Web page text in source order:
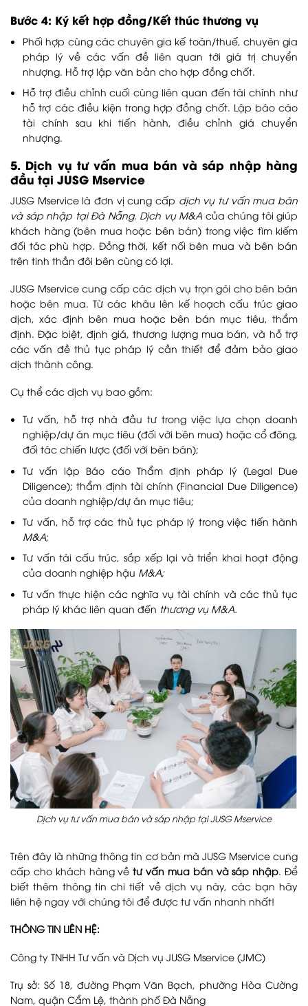
Bước 4: Ký kết hợp đồng/Kết thúc thương vụ
Phối hợp cùng các chuyên gia kế toán/thuế, chuyên gia
pháp lý về các vấn đề liên quan tới giá trị chuyển
nhượng. Hỗ trợ lập văn bản cho hợp đồng chốt.
Hỗ trợ điều chỉnh cuối cùng liên quan đến tài chính như
hỗ trợ các điều kiện trong hợp đồng chốt. Lập báo cáo
tài chính sau khi tiến hành, điều chỉnh giá chuyển
nhượng.
5. Dịch vụ tư vấn mua bán và sáp nhập hàng
đầu tại JUSG Mservice
JUSG Mservice là đơn vị cung cấp dịch vụ tư vấn mua bán
và sáp nhập tại Đà Nẵng. Dịch vụ M&A của chúng tôi giúp
khách hàng (bên mua hoặc bên bán) trong việc tìm kiếm
đối tác phù hợp. Đồng thời, kết nối bên mua và bên bán
trên tinh thần đôi bên cùng có lợi.
JUSG Mservice cung cấp các dịch vụ trọn gói cho bên bán
hoặc bên mua. Từ các khâu lên kế hoạch cấu trúc giao
dịch, xác định bên mua hoặc bên bán mục tiêu, thẩm
định. Đặc biệt, định giá, thương lượng mua bán, và hỗ trợ
các vấn đề thủ tục pháp lý cần thiết để đảm bảo giao
dịch thành công.
Cụ thể các dịch vụ bao gồm:
Tư vấn, hỗ trợ nhà đầu tư trong việc lựa chọn doanh
nghiệp/dự án mục tiêu (đối với bên mua) hoặc cổ đông,
đối tác chiến lược (đối với bên bán);
Tư vấn lập Báo cáo Thẩm định pháp lý (Legal Due
Diligence); thẩm định tài chính (Financial Due Diligence)
của doanh nghiệp/dự án mục tiêu;
Tư vấn, hỗ trợ các thủ tục pháp lý trong việc tiến hành
M&A;
Tư vấn tái cấu trúc, sắp xếp lại và triển khai hoạt động
của doanh nghiệp hậu M&A;
Tư vấn thực hiện các nghĩa vụ tài chính và các thủ tục
pháp lý khác liên quan đến thương vụ M&A.
Dịch vụ tư vấn mua bán và sáp nhập tại JUSG Mservice
Trên đây là những thông tin cơ bản mà JUSG Mservice cung
cấp cho khách hàng vềtư vấn mua bán và sáp nhập. Để
biết thêm thông tin chi tiết về dịch vụ này, các bạn hãy
liên hệ ngay với chúng tôi để được tư vấn nhanh nhất!
THÔNG TIN LIÊN HỆ:
Công ty TNHH Tư vấn và Dịch vụ JUSG Mservice (JMC)
Trụ sở: Số 18, đường Phạm Văn Bạch, phường Hòa Cường
Nam, quận Cẩm Lệ, thành phố Đà Nẵng